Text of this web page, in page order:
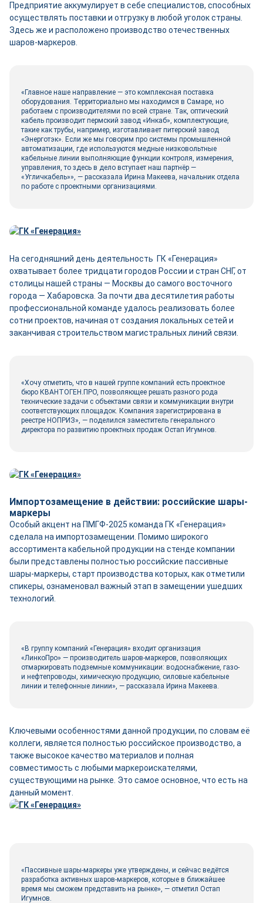
Предприятие аккумулирует в себе специалистов, способных
осуществлять поставки и отгрузку в любой уголок страны.
Здесь же и расположено производство отечественных
шаров-маркеров.
«Главное наше направление — это комплексная поставка
оборудования. Территориально мы находимся в Самаре, но
работаем с производителями по всей стране. Так, оптический
кабель производит пермский завод «Инкаб», комплектующие,
такие как трубы, например, изготавливает питерский завод
«Энерготэк». Если же мы говорим про системы промышленной
автоматизации, где используются медные низковольтные
кабельные линии выполняющие функции контроля, измерения,
управления, то здесь в дело вступает наш партнёр —
«Угличкабель»», — рассказала Ирина Макеева, начальник отдела
по работе с проектными организациями.
На сегодняшний день деятельность ГК «Генерация»
охватывает более тридцати городов России и стран СНГ, от
столицы нашей страны — Москвы до самого восточного
города — Хабаровска. За почти два десятилетия работы
профессиональной команде удалось реализовать более
сотни проектов, начиная от создания локальных сетей и
заканчивая строительством магистральных линий связи.
«Хочу отметить, что в нашей группе компаний есть проектное
бюро КВАНТОГЕН.ПРО, позволяющее решать разного рода
технические задачи с объектами связи и коммуникации внутри
соответствующих площадок. Компания зарегистрирована в
реестре НОПРИЗ», — поделился заместитель генерального
директора по развитию проектных продаж Остап Игумнов.
Импортозамещение в действии: российские шары-
маркеры
Особый акцент на ПМГФ-2025 команда ГК «Генерация»
сделала на импортозамещении. Помимо широкого
ассортимента кабельной продукции на стенде компании
были представлены полностью российские пассивные
шары-маркеры, старт производства которых, как отметили
спикеры, ознаменовал важный этап в замещении ушедших
технологий.
«В группу компаний «Генерация» входит организация
«ЛинкоПро» — производитель шаров-маркеров, позволяющих
отмаркировать подземные коммуникации: водоснабжение, газо-
и нефтепроводы, химическую продукцию, силовые кабельные
линии и телефонные линии», — рассказала Ирина Макеева.
Ключевыми особенностями данной продукции, по словам её
коллеги, является полностью российское производство, а
также высокое качество материалов и полная
совместимость с любыми маркероискателями,
существующими на рынке. Это самое основное, что есть на
данный момент.
«Пассивные шары-маркеры уже утверждены, и сейчас ведётся
разработка активных шаров-маркеров, которые в ближайшее
время мы сможем представить на рынке», — отметил Остап
Игумнов.